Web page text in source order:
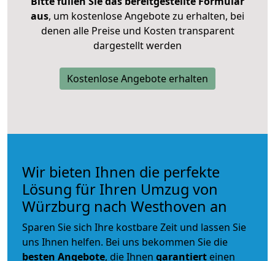
aus, um kostenlose Angebote zu erhalten, bei
denen alle Preise und Kosten transparent
dargestellt werden
Kostenlose Angebote erhalten
Wir bieten Ihnen die perfekte
Lösung für Ihren Umzug von
Würzburg nach Westhoven an
Sparen Sie sich Ihre kostbare Zeit und lassen Sie
uns Ihnen helfen. Bei uns bekommen Sie die
besten Angebote, die Ihnen garantiert einen